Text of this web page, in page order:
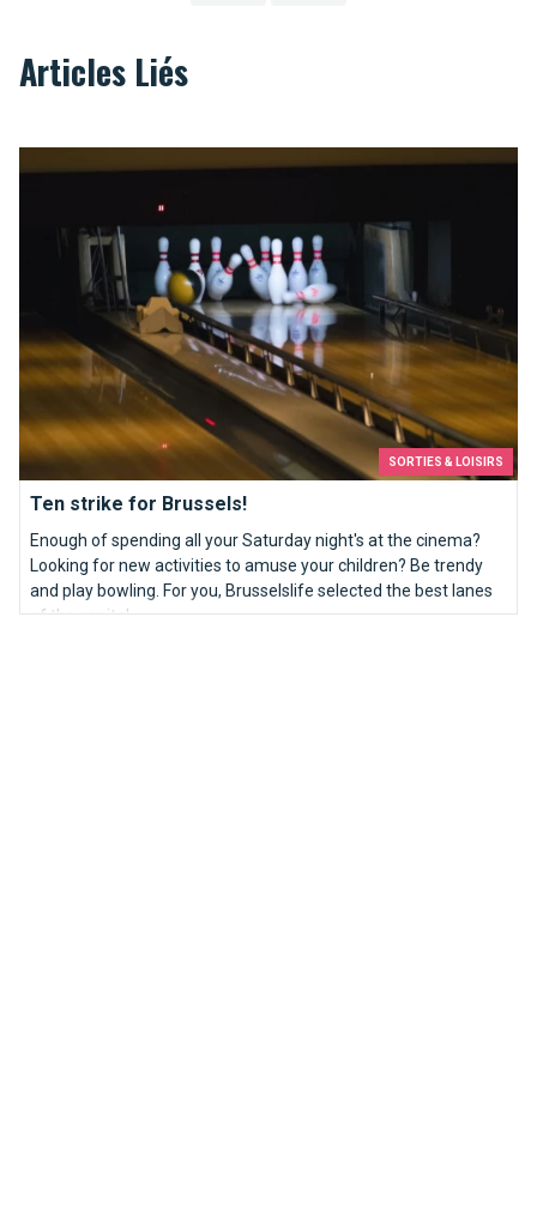
Articles Liés
SORTIES & LOISIRS
Ten strike for Brussels!
Enough of spending all your Saturday night's at the cinema?
Looking for new activities to amuse your children? Be trendy
and play bowling. For you, Brusselslife selected the best lanes
of the capital.